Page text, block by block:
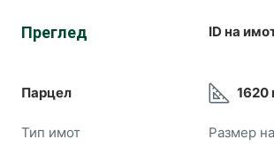
Преглед ID на
Парцел
Тип имот
1620
Размер